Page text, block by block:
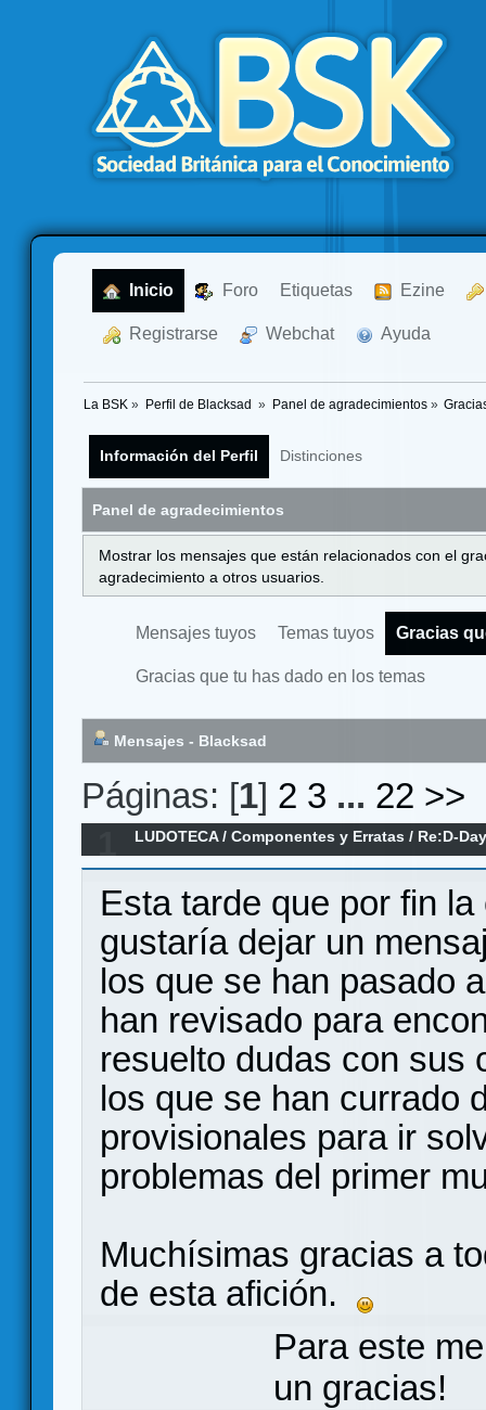
Inicio Foro Etiquetas Ezine
Registrarse Webchat Ayuda
La BSK » Perfil de Blacksad » Panel de agradecimientos»
Información del Perfil Distinciones
Panel de agradecimientos
Mostrar los mensajes que están relacionados con el
agradecimiento a otros usuarios.
Mensajes tuyos Temas tuyos Gracias
Gracias que tu has dado en los temas
Mensajes - Blacksad
Páginas: [1] 2 3 ... 22 >>
LUDOTECA/Componentes y Erratas / Re:D-
(Erratas)
Esta tarde que por fin
gustaría dejar un
los que se han pasado
han revisado para
resuelto dudas con sus
los que se han currado
provisionales para ir
problemas del primer
Muchísimas gracias a
de esta afición.
Para este
un gracias!